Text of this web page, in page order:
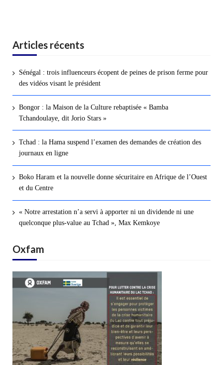
Articles récents
Sénégal : trois influenceurs écopent de peines de prison ferme pour
des vidéos visant le président
Bongor : la Maison de la Culture rebaptisée « Bamba
Tchandoulaye, dit Jorio Stars »
Tchad : la Hama suspend l’examen des demandes de création des
journaux en ligne
Boko Haram et la nouvelle donne sécuritaire en Afrique de l’Ouest
et du Centre
« Notre arrestation n’a servi à apporter ni un dividende ni une
quelconque plus-value au Tchad », Max Kemkoye
Oxfam